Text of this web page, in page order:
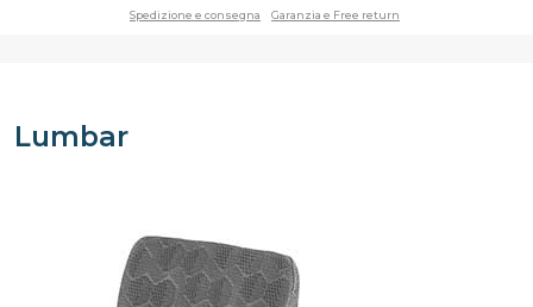
Spedizione e consegna Garanzia e Free return
Lumbar